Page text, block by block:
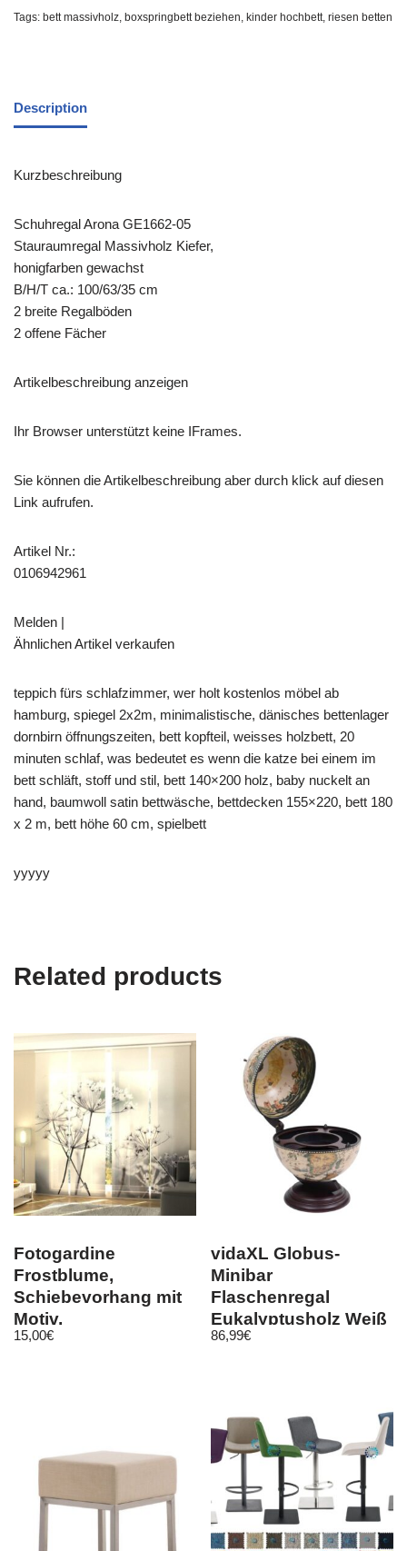
Tags: bett massivholz boxspringbett beziehen kinder hochbett riesen betten
Description
Kurzbeschreibung
Schuhregal Arona GE1662-05
Stauraumregal Massivholz Kiefer,
honigfarben gewachst
B/H/T ca.: 100/63/35 cm
2 breite Regalböden
2 offene Fächer
Artikelbeschreibung anzeigen
Ihr Browser unterstützt keine IFrames.
Sie können die Artikelbeschreibung aber durch klick auf diesen
Link aufrufen.
Artikel Nr.:
0106942961
Melden |
Ähnlichen Artikel verkaufen
teppich fürs schlafzimmer, wer holt kostenlos möbel ab
hamburg, spiegel 2x2m, minimalistische, dänisches bettenlager
dornbirn öffnungszeiten, bett kopfteil, weisses holzbett, 20
minuten schlaf, was bedeutet es wenn die katze bei einem im
bett schläft, stoff und stil, bett 140×200 holz, baby nuckelt an
hand, baumwoll satin bettwäsche, bettdecken 155×220, bett 180
x 2 m, bett höhe 60 cm, spielbett
yyyyy
Related products
Fotogardine
Frostblume,
Schiebevorhang mit
Motiv,
Flächenvorhang
15,00€
vidaXL Globus-
Minibar
Flaschenregal
Eukalyptusholz Weiß
86,99€